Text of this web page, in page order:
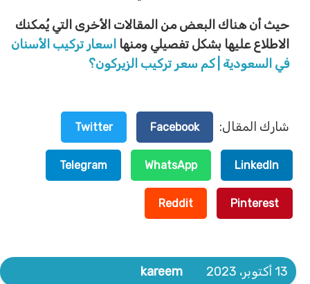
حيث أن هناك البعض من المقالات الأخرى التي يُمكنك
الاطلاع عليها بشكل تفصيلي ومنهااسعار تركيب الأسنان
في السعودية | كم سعر تركيب الزيركون؟
شارك المقال: Facebook
Twitter
LinkedIn
WhatsApp
Telegram
Pinterest
Reddit
13 أكتوبر، 2023 kareem